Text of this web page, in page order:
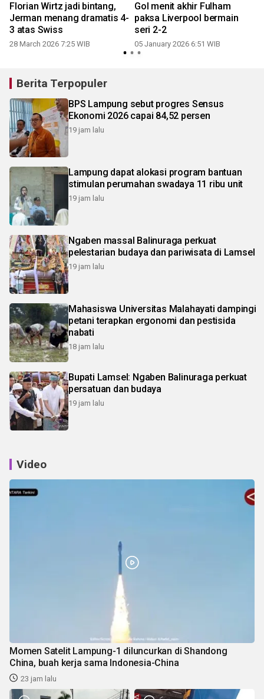
Florian Wirtz jadi bintang,
Jerman menang dramatis 4-
3 atas Swiss
28 March 2026 7:25 WIB
Gol menit akhir Fulham
paksa Liverpool bermain
seri 2-2
05 January 2026 6:51 WIB
Berita Terpopuler
BPS Lampung sebut progres Sensus
Ekonomi 2026 capai 84,52 persen
19 jam lalu
Lampung dapat alokasi program bantuan
stimulan perumahan swadaya 11 ribu unit
19 jam lalu
Ngaben massal Balinuraga perkuat
pelestarian budaya dan pariwisata di Lamsel
19 jam lalu
Mahasiswa Universitas Malahayati dampingi
petani terapkan ergonomi dan pestisida
nabati
18 jam lalu
Bupati Lamsel: Ngaben Balinuraga perkuat
persatuan dan budaya
19 jam lalu
Video
Momen Satelit Lampung-1 diluncurkan di Shandong
China, buah kerja sama Indonesia-China
23 jam lalu